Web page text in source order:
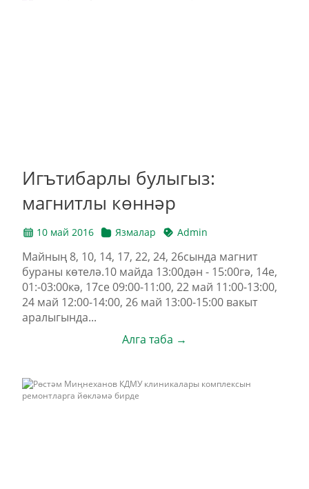
Игътибарлы булыгыз:
магнитлы көннәр
10 май 2016 Язмалар Admin
Майның 8, 10, 14, 17, 22, 24, 26сында магнит
бураны көтелә.10 майда 13:00дән - 15:00гә, 14е,
01:-03:00кә, 17се 09:00-11:00, 22 май 11:00-13:00,
24 май 12:00-14:00, 26 май 13:00-15:00 вакыт
аралыгында...
Алга таба →